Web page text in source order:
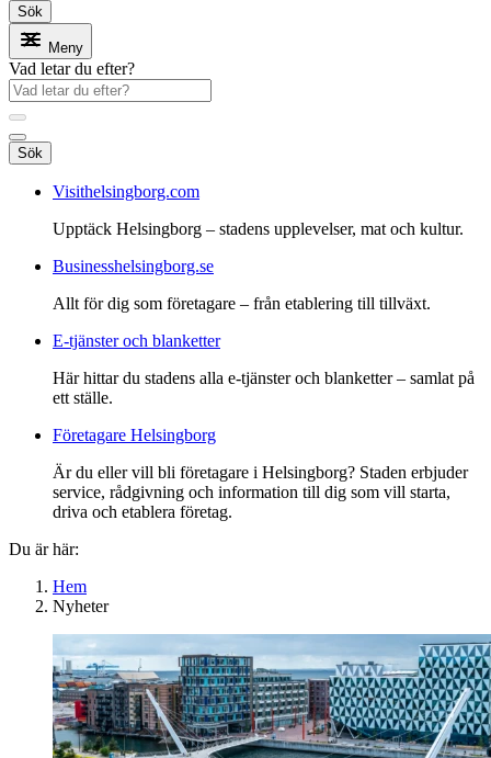
Sök
Meny
Vad letar du efter?
Sök
Visithelsingborg.com
Upptäck Helsingborg – stadens upplevelser, mat och kultur.
Businesshelsingborg.se
Allt för dig som företagare – från etablering till tillväxt.
E-tjänster och blanketter
Här hittar du stadens alla e-tjänster och blanketter – samlat på
ett ställe.
Företagare Helsingborg
Är du eller vill bli företagare i Helsingborg? Staden erbjuder
service, rådgivning och information till dig som vill starta,
driva och etablera företag.
Du är här:
Hem
Nyheter